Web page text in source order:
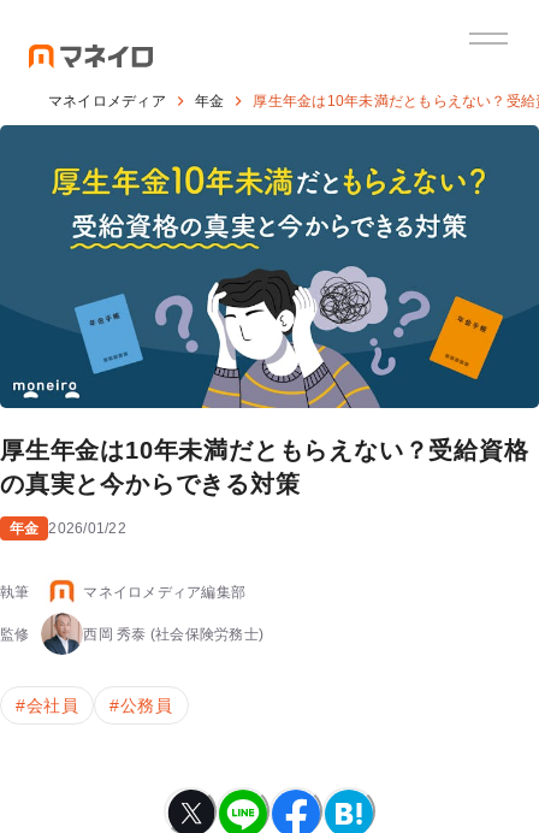
マネイロメディア 年金 厚生年金は10年未満だともらえない？受
厚生年金は10年未満だともらえない？受給資格
の真実と今からできる対策
年金 2026/01/22
執筆 マネイロメディア編集部
監修 西岡 秀泰 (社会保険労務士)
#会社員 #公務員